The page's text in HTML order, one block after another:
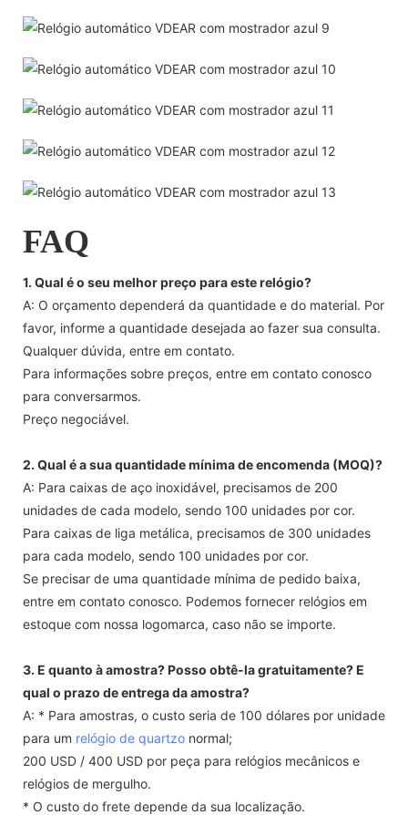
FAQ
1. Qual é o seu melhor preço para este relógio?
A: O orçamento dependerá da quantidade e do material. Por
favor, informe a quantidade desejada ao fazer sua consulta.
Qualquer dúvida, entre em contato.
Para informações sobre preços, entre em contato conosco
para conversarmos.
Preço negociável.
2. Qual é a sua quantidade mínima de encomenda (MOQ)?
A: Para caixas de aço inoxidável, precisamos de 200
unidades de cada modelo, sendo 100 unidades por cor.
Para caixas de liga metálica, precisamos de 300 unidades
para cada modelo, sendo 100 unidades por cor.
Se precisar de uma quantidade mínima de pedido baixa,
entre em contato conosco. Podemos fornecer relógios em
estoque com nossa logomarca, caso não se importe.
3. E quanto à amostra? Posso obtê-la gratuitamente? E
qual o prazo de entrega da amostra?
A: * Para amostras, o custo seria de 100 dólares por unidade
para um relógio de quartzo normal;
200 USD / 400 USD por peça para relógios mecânicos e
relógios de mergulho.
* O custo do frete depende da sua localização.